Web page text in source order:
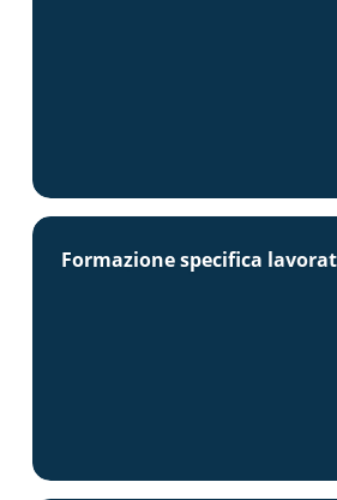
Formazione specifica